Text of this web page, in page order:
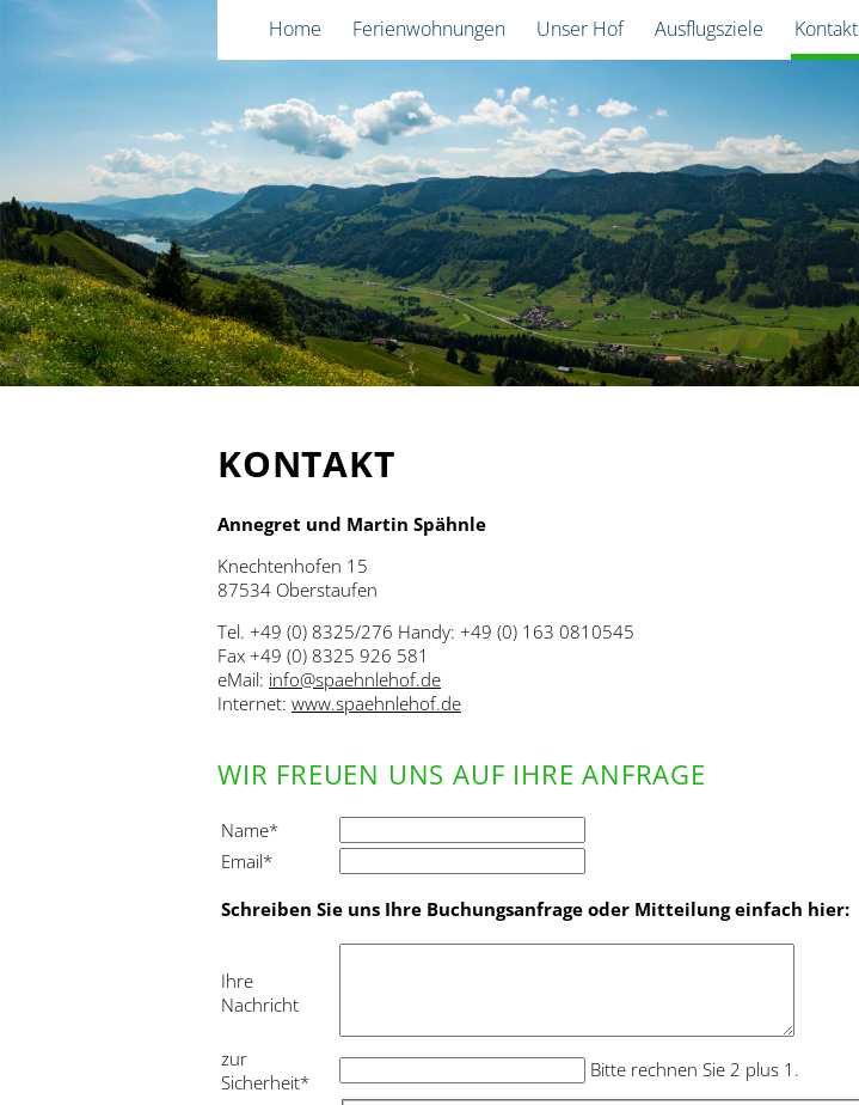
überspringen
Home Ferienwohnungen Unser Hof Ausflugsziele Kontakt
KONTAKT
Annegret und Martin Spähnle
Knechtenhofen 15
87534 Oberstaufen
Tel. +49 (0) 8325/276 Handy: +49 (0) 163 0810545
Fax +49 (0) 8325 926 581
eMail: info@spaehnlehof.de
Internet: www.spaehnlehof.de
WIR FREUEN UNS AUF IHRE ANFRAGE
Pflichtfeld
Name*
Pflichtfeld
Email*
Schreiben Sie uns Ihre Buchungsanfrage oder Mitteilung einfach hier:
Ihre
Nachricht
Pflichtfeld
zur
Sicherheit*
Bitte rechnen Sie 2 plus 1.